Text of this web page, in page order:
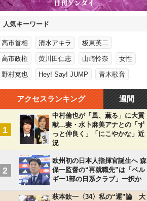
人気キーワード
高市首相 清水アキラ 板東英二
高市政権 黄川田仁志 山崎怜奈 女性
野村克也 Hey! Say! JUMP 青木歌音
アクセスランキング 週間
1
中村倫也が「風、薫る」に大貢
献…妻・水卜麻美アナとの「ず
っと仲良く」「にこやかな」近
況
2
欧州初の日本人指揮官誕生へ 森
保一監督の“再就職先”は「ベル
ギー1部の日系クラブ」一択か
萩本欽一〈34〉私の“運”論 大